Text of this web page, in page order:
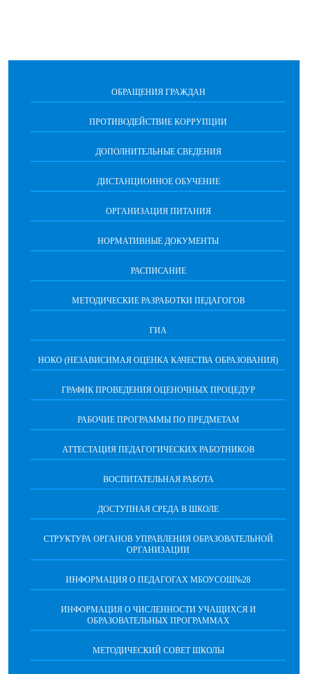
ОБРАЩЕНИЯ ГРАЖДАН
ПРОТИВОДЕЙСТВИЕ КОРРУПЦИИ
ДОПОЛНИТЕЛЬНЫЕ СВЕДЕНИЯ
ДИСТАНЦИОННОЕ ОБУЧЕНИЕ
ОРГАНИЗАЦИЯ ПИТАНИЯ
НОРМАТИВНЫЕ ДОКУМЕНТЫ
РАСПИСАНИЕ
МЕТОДИЧЕСКИЕ РАЗРАБОТКИ ПЕДАГОГОВ
ГИА
НОКО (НЕЗАВИСИМАЯ ОЦЕНКА КАЧЕСТВА ОБРАЗОВАНИЯ)
ГРАФИК ПРОВЕДЕНИЯ ОЦЕНОЧНЫХ ПРОЦЕДУР
РАБОЧИЕ ПРОГРАММЫ ПО ПРЕДМЕТАМ
АТТЕСТАЦИЯ ПЕДАГОГИЧЕСКИХ РАБОТНИКОВ
ВОСПИТАТЕЛЬНАЯ РАБОТА
ДОСТУПНАЯ СРЕДА В ШКОЛЕ
СТРУКТУРА ОРГАНОВ УПРАВЛЕНИЯ ОБРАЗОВАТЕЛЬНОЙ
ОРГАНИЗАЦИИ
ИНФОРМАЦИЯ О ПЕДАГОГАХ МБОУСОШ№28
ИНФОРМАЦИЯ О ЧИСЛЕННОСТИ УЧАЩИХСЯ И
ОБРАЗОВАТЕЛЬНЫХ ПРОГРАММАХ
МЕТОДИЧЕСКИЙ СОВЕТ ШКОЛЫ